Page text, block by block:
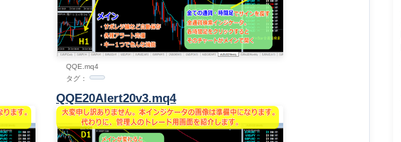
QQE.mq4
タグ：
QQE20Alert20v3.mq4